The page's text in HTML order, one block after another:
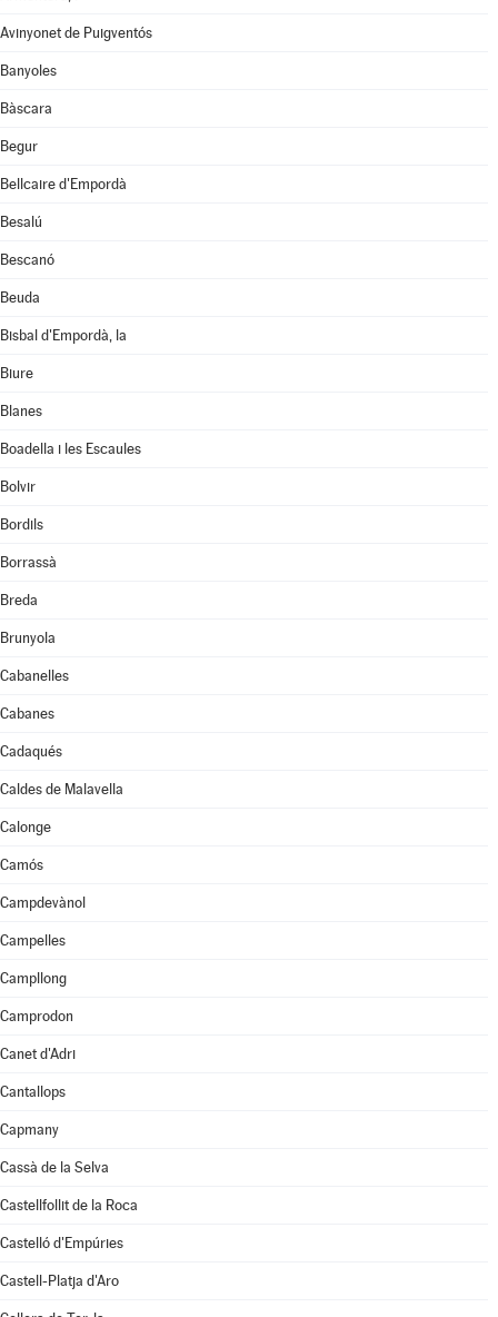
Avinyonet de Puigventós
Banyoles
Bàscara
Begur
Bellcaire d'Empordà
Besalú
Bescanó
Beuda
Bisbal d'Empordà, la
Biure
Blanes
Boadella i les Escaules
Bolvir
Bordils
Borrassà
Breda
Brunyola
Cabanelles
Cabanes
Cadaqués
Caldes de Malavella
Calonge
Camós
Campdevànol
Campelles
Campllong
Camprodon
Canet d'Adri
Cantallops
Capmany
Cassà de la Selva
Castellfollit de la Roca
Castelló d'Empúries
Castell-Platja d'Aro